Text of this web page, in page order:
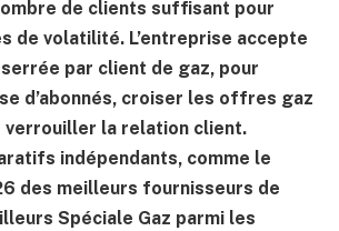
de clients suffisant pour
de volatilité. L’entreprise accepte
par client de gaz, pour
d’abonnés, croiser les offres gaz
la relation client.
indépendants, comme le
des meilleurs fournisseurs de
Spéciale Gaz parmi les